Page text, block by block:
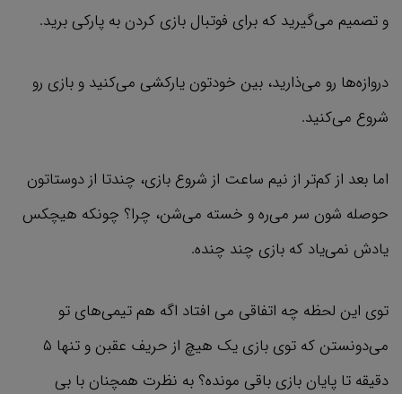
و تصمیم می‌گیرید که برای فوتبال بازی کردن به پارکی برید.
دروازه‌ها رو می‌ذارید، بین خودتون یارکشی می‌کنید و بازی رو
شروع می‌کنید.
اما بعد از کم‌تر از نیم ساعت از شروع بازی، چندتا از دوستاتون
حوصله شون سر می‌ره و خسته می‌شن، چرا؟ چونکه هیچکس
یادش نمی‌یاد که بازی چند چنده.
توی این لحظه چه اتفاقی می افتاد اگه هم تیمی‌های تو
می‌دونستن که توی بازی یک هیچ از حریف عقبن و تنها ۵
دقیقه تا پایان بازی باقی مونده؟ به نظرت همچنان با بی